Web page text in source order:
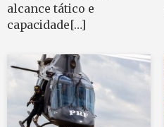
alcance tático e
capacidade[…]